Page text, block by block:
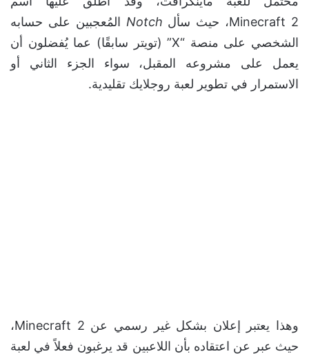
Minecraft 2، حيث سأل
Notch المُعجبين على حسابه
الشخصي على منصة “X” (تويتر سابقًا) عما يُفضلون أن
يعمل على مشروعه المقبل، سواء الجزء الثاني أو
الاستمرار في تطوير لعبة روجلايك تقليدية.
وهذا يعتبر إعلان بشكل غير رسمي عن Minecraft 2،
حيث عبر عن اعتقاده بأن اللاعبين قد يرغبون فعلاً في لعبة